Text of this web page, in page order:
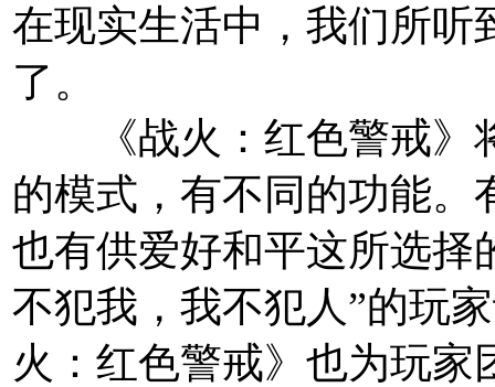
在现实生活中，我们所听
了。
《战火：红色警戒》
的模式，有不同的功能。
也有供爱好和平这所选择
不犯我，我不犯人”的玩
火：红色警戒》也为玩家